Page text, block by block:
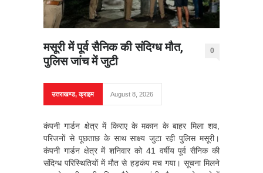
मसूरी में पूर्व सैनिक की संदिग्ध मौत,
पुलिस जांच में जुटी
0
उत्तराखण्ड,क्राइम August 8, 2026
कंपनी गार्डन क्षेत्र में किराए के मकान के बाहर मिला शव,
परिजनों से पूछताछ के साथ साक्ष्य जुटा रही पुलिस मसूरी।
कंपनी गार्डन क्षेत्र में शनिवार को 41 वर्षीय पूर्व सैनिक की
संदिग्ध परिस्थितियों में मौत से हड़कंप मच गया। सूचना मिलने